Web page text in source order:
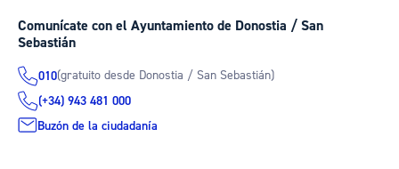
Comunícate con el Ayuntamiento de Donostia / San
Sebastián
010(gratuito desde Donostia / San Sebastián)
(+34) 943 481 000
Buzón de la ciudadanía